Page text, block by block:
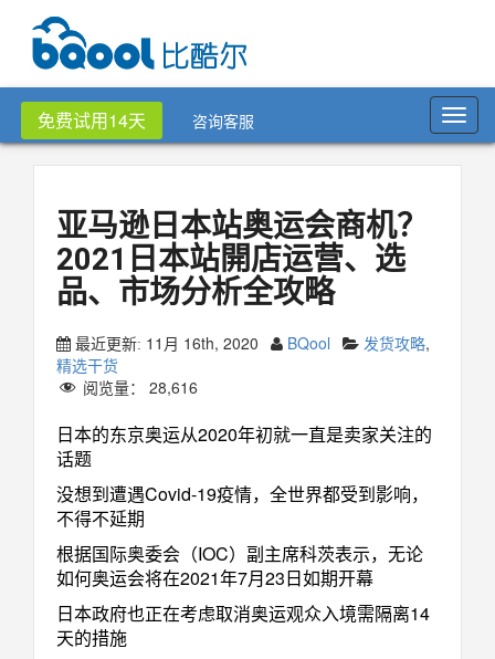
免费试用14天 咨询客服
亚马逊日本站奥运会商机？
2021日本站開店运营、选
品、市场分析全攻略
最近更新: 11月 16th, 2020 BQool 发货攻略,
精选干货
阅览量： 28,616
日本的东京奥运从2020年初就一直是卖家关注的
话题
没想到遭遇Covid-19疫情，全世界都受到影响，
不得不延期
根据国际奥委会（IOC）副主席科茨表示，无论
如何奥运会将在2021年7月23日如期开幕
日本政府也正在考虑取消奥运观众入境需隔离14
天的措施